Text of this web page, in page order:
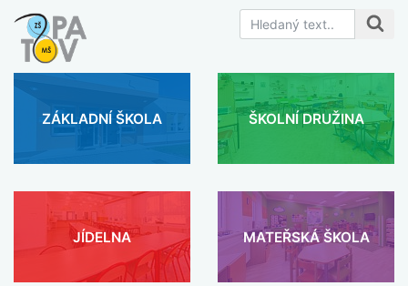
ZÁKLADNÍ ŠKOLA ŠKOLNÍ DRUŽINA
JÍDELNA MATEŘSKÁ ŠKOLA